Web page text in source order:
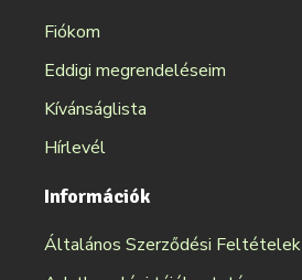
Fiókom
Eddigi megrendeléseim
Kívánságlista
Hírlevél
Információk
Általános Szerződési Feltételek